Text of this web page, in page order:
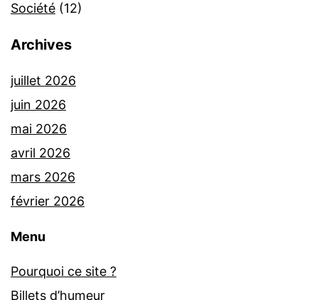
Société (12)
Archives
juillet 2026
juin 2026
mai 2026
avril 2026
mars 2026
février 2026
Menu
Pourquoi ce site ?
Billets d’humeur